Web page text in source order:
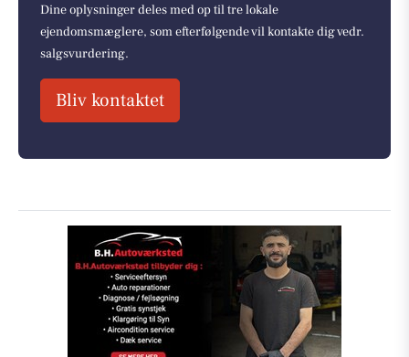
Dine oplysninger deles med op til tre lokale
ejendomsmæglere, som efterfølgende vil kontakte dig vedr.
salgsvurdering.
Bliv kontaktet